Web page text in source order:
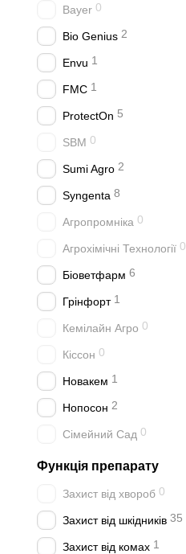
Bayer 0
Bio Genius 2
Envu 1
FMC 1
ProtectOn 5
SBM 0
Sumi Agro 2
Syngenta 8
Агропромніка 0
Агрохімічні Технології 0
Біоветфарм 6
Грінфорт 1
Кемілайн Агро 0
Кіссон 0
Новакем 1
Нопосон 2
Сімейний Сад 0
Функція препарату
Захист від хвороб 0
Захист від шкідників 35
Захист від комах 1